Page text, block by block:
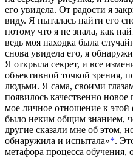
его увидела. От радости я
виду. Я пыталась найти его
потому что я не знала, как
ведь моя находка была
снова увидела его, я
Я открыла секрет, и все
объективной точкой зрения,
людьми. Я сама, своими
появилось качественно
мое личное отношение к
было неким общим знанием,
другие сказали мне об этом,
обнаружила и испытала»*.
метафора процесса обучения,